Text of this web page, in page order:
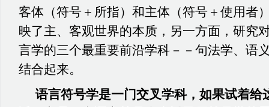
客体（符号＋所指）和主体（符号＋使用者
映了主、客观世界的本质，另一方面，研究
言学的三个最重要前沿学科－－句法学、语
结合起来。
语言符号学是一门交叉学科，如果试着给